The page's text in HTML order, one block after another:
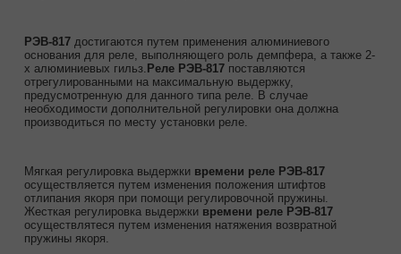
РЭВ-817 достигаются путем применения алюминиевого
основания для реле, выполняющего роль демпфера, а также 2-
х алюминиевых гильз. Реле РЭВ-817 поставляются
отрегулированными на максимальную выдержку,
предусмотренную для данного типа реле. В случае
необходимости дополнительной регулировки она должна
производиться по месту установки реле.
Мягкая регулировка выдержки времени реле РЭВ-817
осуществляется путем изменения положения штифтов
отлипания якоря при помощи регулировочной пружины.
Жесткая регулировка выдержки времени реле РЭВ-817
осуществлятеся путем изменения натяжения возвратной
пружины якоря.